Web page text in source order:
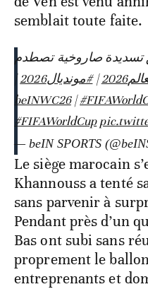
semblait toute faite.
يطلق تسديدة صاروخية تصطدم
|#مونديال2026
|
|
#FIFAWorldCup
— beIN SPORTS
Le siège marocain
Khannouss a tenté
sans parvenir à
Pendant près d’un
Bas ont subi sans
proprement le
entreprenants et